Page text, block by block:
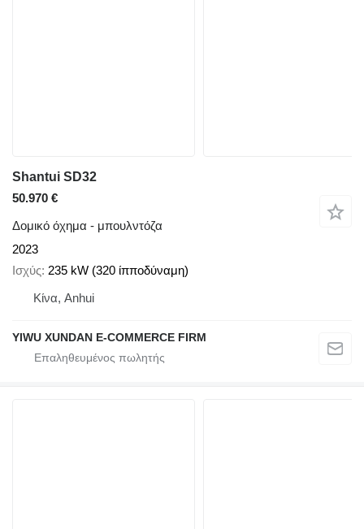
Shantui SD32
50.970 €
Δομικό όχημα - μπουλντόζα
2023
Ισχύς 235 kW (320 ίπποδύναμη)
Κίνα, Anhui
YIWU XUNDAN E-COMMERCE FIRM